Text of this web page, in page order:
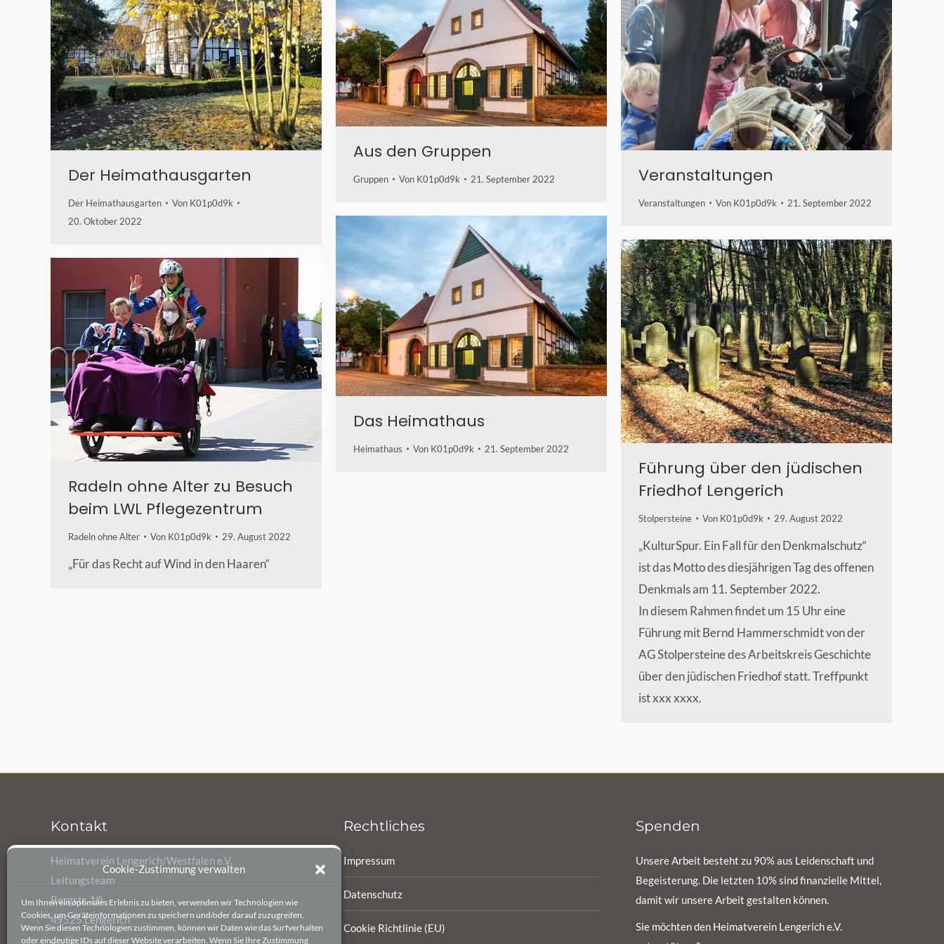
Cookie-Zustimmung verwalten
Um Ihnen ein optimales Erlebnis zu bieten, verwenden wir Technologien wie
Cookies, um Geräteinformationen zu speichern und/oder darauf zuzugreifen.
Wenn Sie diesen Technologien zustimmen, können wir Daten wie das Surfverhalten
oder eindeutige IDs auf dieser Website verarbeiten. Wenn Sie Ihre Zustimmung
Der Heimathausgarten
Der Heimathausgarten Von K01p0d9k
20. Oktober 2022
Aus den Gruppen
Gruppen Von K01p0d9k 21. September 2022 Veranstaltungen
Veranstaltungen Von K01p0d9k 21. September 2022
Das Heimathaus
Heimathaus Von K01p0d9k 21. September 2022
Führung über den jüdischen
Friedhof Lengerich
Stolpersteine Von K01p0d9k 29. August 2022
„KulturSpur. Ein Fall für den Denkmalschutz“
ist das Motto des diesjährigen Tag des offenen
Denkmals am 11. September 2022.
In diesem Rahmen findet um 15 Uhr eine
Führung mit Bernd Hammerschmidt von der
AG Stolpersteine des Arbeitskreis Geschichte
über den jüdischen Friedhof statt. Treffpunkt
ist xxx xxxx.
Radeln ohne Alter zu Besuch
beim LWL Pflegezentrum
Radeln ohne Alter Von K01p0d9k 29. August 2022
„Für das Recht auf Wind in den Haaren“
Kontakt
Heimatverein Lengerich/Westfalen e.V.
Leitungsteam
Bergstr. 10
49525 Lengerich
Rechtliches
Impressum
Datenschutz
Cookie Richtlinie (EU)
Spenden
Unsere Arbeit besteht zu 90% aus Leidenschaft und
Begeisterung. Die letzten 10% sind finanzielle Mittel,
damit wir unsere Arbeit gestalten können.
Sie möchten den Heimatverein Lengerich e.V.